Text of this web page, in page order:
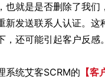
也就是是否删除了我
新发送联系人认证。
还可能引起客户反感。
系统艾客SCRM的 【客